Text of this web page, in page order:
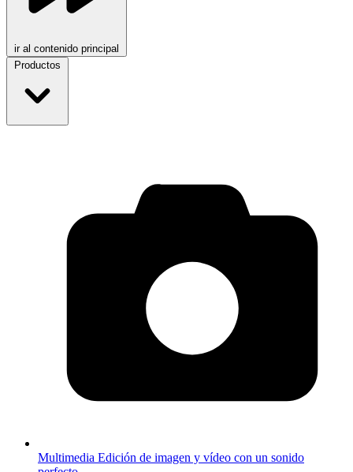
ir al contenido principal
Productos
Multimedia Edición de imagen y vídeo con un sonido